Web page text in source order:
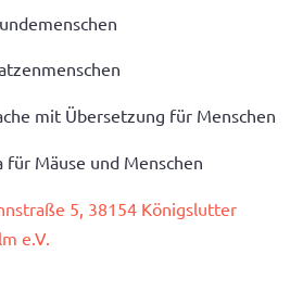
mit Übersetzung für Menschen
für Mäuse und Menschen
5, 38154 Königslutter
e.V.